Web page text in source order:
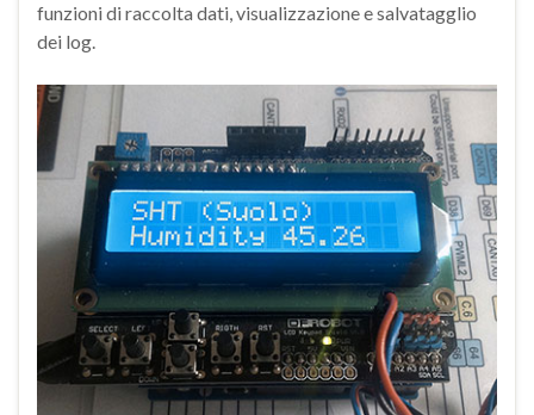
funzioni di raccolta dati, visualizzazione e salvatagglio
dei log.